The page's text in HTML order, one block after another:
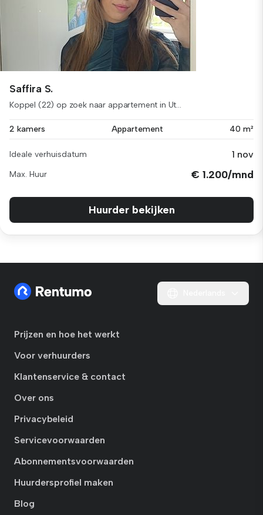
Saffira S.
Koppel (22) op zoek naar appartement in Ut...
2 kamers Appartement 40 m²
Ideale verhuisdatum 1 nov
Max. Huur € 1.200/mnd
Huurder bekijken
Prijzen en hoe het werkt
Voor verhuurders
Klantenservice & contact
Over ons
Privacybeleid
Servicevoorwaarden
Abonnementsvoorwaarden
Huurdersprofiel maken
Blog